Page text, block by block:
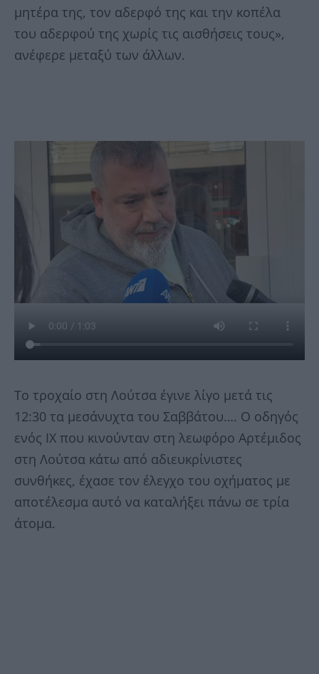
μητέρα της, τον αδερφό της και την κοπέλα
του αδερφού της χωρίς τις αισθήσεις τους»,
ανέφερε μεταξύ των άλλων.
Το τροχαίο στη Λούτσα έγινε λίγο μετά τις
12:30 τα μεσάνυχτα του Σαββάτου…. Ο οδηγός
ενός ΙΧ που κινούνταν στη λεωφόρο Αρτέμιδος
στη Λούτσα κάτω από αδιευκρίνιστες
συνθήκες, έχασε τον έλεγχο του οχήματος με
αποτέλεσμα αυτό να καταλήξει πάνω σε τρία
άτομα.